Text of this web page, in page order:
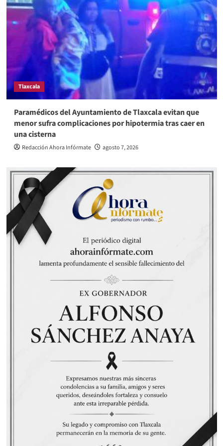
Tlaxcala
Paramédicos del Ayuntamiento de Tlaxcala evitan que
menor sufra complicaciones por hipotermia tras caer en
una cisterna
Redacción Ahora Infórmate agosto 7, 2026